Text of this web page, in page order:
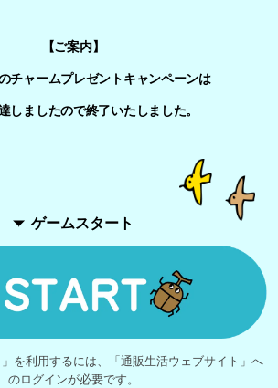
【ご案内】
チャームプレゼントキャンペーンは
しましたので終了いたしました。
ゲームスタート
」を利用するには、「通販生活ウェブサイト」へ
のログインが必要です。